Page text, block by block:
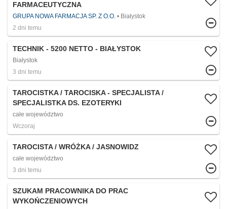
FARMACEUTYCZNA
GRUPA NOWA FARMACJA SP. Z O.O.
Białystok
2 dni temu
TECHNIK - 5200 NETTO - BIAŁYSTOK
Białystok
3 dni temu
TAROCISTKA / TAROCISKA - SPECJALISTA /
SPECJALISTKA DS. EZOTERYKI
całe województwo
Wczoraj
TAROCISTA / WRÓŻKA / JASNOWIDZ
całe województwo
3 dni temu
SZUKAM PRACOWNIKA DO PRAC
WYKOŃCZENIOWYCH